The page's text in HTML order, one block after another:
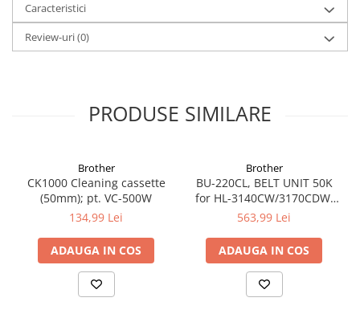
Caracteristici
Review-uri(0)
PRODUSE SIMILARE
Brother
CK1000 Cleaning cassette
(50mm); pt. VC-500W
134,99 Lei
ADAUGA IN COS
Brother
BU-220CL, BELT UNIT 50K
for HL-3140CW/3170CDW,
DCP-9020CDW, MFC-
563,99 Lei
ADAUGA IN COS